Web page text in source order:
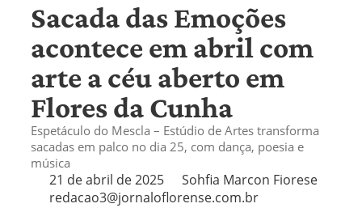
Sacada das Emoções
acontece em abril com
arte a céu aberto em
Flores da Cunha
Espetáculo do Mescla – Estúdio de Artes transforma
sacadas em palco no dia 25, com dança, poesia e
música
21 de abril de 2025
Sohfia Marcon Fiorese
redacao3@jornaloflorense.com.br